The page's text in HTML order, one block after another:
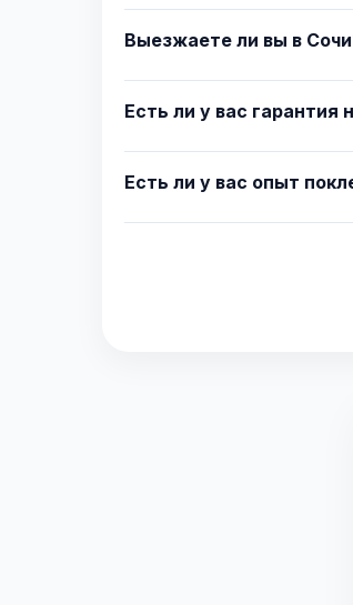
Выезжаете ли вы в
Есть ли у вас гарантия
Есть ли у вас опыт